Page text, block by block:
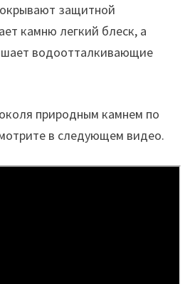
защитной
камню легкий блеск, а
водоотталкивающие
природным камнем по
в следующем видео.